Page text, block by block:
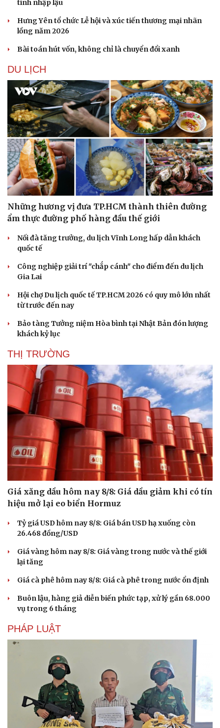
Du lịch
Tư vấn
Săn Tour
check-in
Podcast
Câu chuyện thời sự
Đọc truyện đêm khuya
Cửa sổ tình yêu
Kể chuyện cho bé
Hạt giống tâm hồn
tính nhập lậu
Hưng Yên tổ chức Lễ hội và xúc tiến thương mại nhãn
lồng năm 2026
Bài toán hút vốn, không chỉ là chuyển đổi xanh
DU LỊCH
Những hương vị đưa TP.HCM thành thiên đường
ẩm thực đường phố hàng đầu thế giới
Nối đà tăng trưởng, du lịch Vĩnh Long hấp dẫn khách
quốc tế
Công nghiệp giải trí "chắp cánh" cho điểm đến du lịch
Gia Lai
Hội chợ Du lịch quốc tế TP.HCM 2026 có quy mô lớn nhất
từ trước đến nay
Bảo tàng Tưởng niệm Hòa bình tại Nhật Bản đón lượng
khách kỷ lục
THỊ TRƯỜNG
Giá xăng dầu hôm nay 8/8: Giá dầu giảm khi có tín
hiệu mở lại eo biển Hormuz
Tỷ giá USD hôm nay 8/8: Giá bán USD hạ xuống còn
26.468 đồng/USD
Giá vàng hôm nay 8/8: Giá vàng trong nước và thế giới
lại tăng
Giá cà phê hôm nay 8/8: Giá cà phê trong nước ổn định
Buôn lậu, hàng giả diễn biến phức tạp, xử lý gần 68.000
vụ trong 6 tháng
PHÁP LUẬT